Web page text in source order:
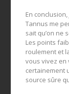
En
Tannus me
sait qu’on ne
Les points
roulement et
vous vivez en
certainement
source sûre